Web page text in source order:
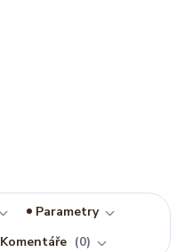
Parametry
Komentáře 0